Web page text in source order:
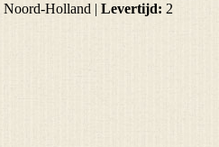
Noord-Holland | Levertijd: 2